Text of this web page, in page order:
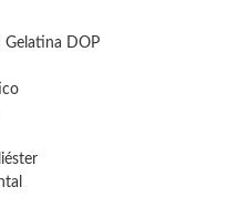
Gelatina DOP